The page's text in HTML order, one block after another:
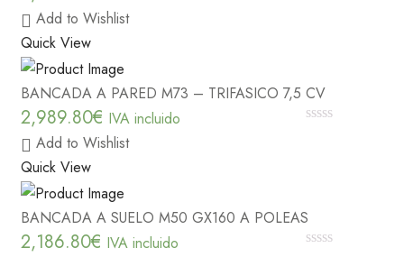
Add to Wishlist
Quick View
BANCADA A PARED M73 – TRIFASICO 7,5 CV
2,989.80€ IVA incluido
Add to Wishlist
Quick View
BANCADA A SUELO M50 GX160 A POLEAS
2,186.80€ IVA incluido